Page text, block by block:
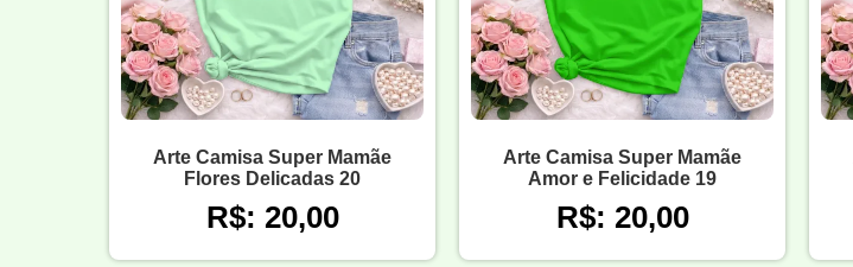
Arte Camisa Super Mamãe
Flores Delicadas 20
R$: 20,00
Arte Camisa Super Mamãe
Amor e Felicidade 19
R$: 20,00